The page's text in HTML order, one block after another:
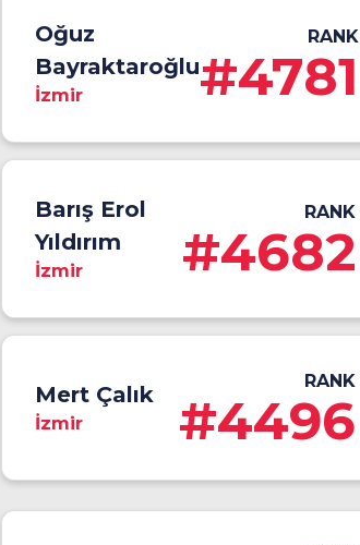
Oğuz
Bayraktaroğlu
İzmir
RANK
#4781
Barış Erol
Yıldırım
İzmir
RANK
#4682
Mert Çalık
İzmir
RANK
#4496